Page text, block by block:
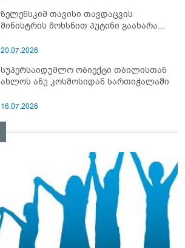
ზელენსკიმ თავისი თავდაცვის
მინისტრის მოხსნით პუტინი გაახარა...
20.07.2026
სუპერსაიდუმლო ობიექტი თბილისთან
ახლოს ანუ კოსმოსიდან სართიჭალაში
16.07.2026